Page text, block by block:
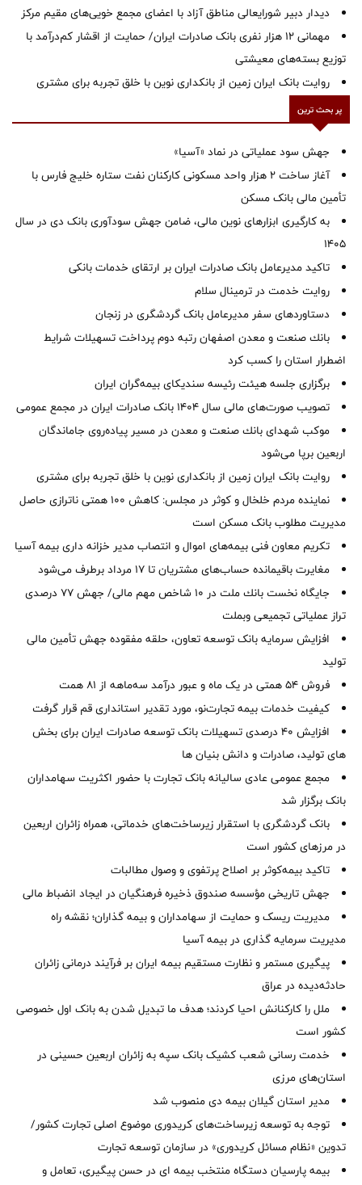
دیدار دبیر شورایعالی مناطق آزاد با اعضای مجمع خویی‌های مقیم مرکز
مهمانی ۱۲ هزار نفری بانک صادرات ایران/ حمایت از اقشار کم‌درآمد با
توزیع بسته‌های معیشتی
روایت بانک ایران زمین از بانکداری نوین با خلق تجربه برای مشتری
پر بحث ترین
جهش سود عملیاتی در نماد «آسیا»
آغاز ساخت ۲ هزار واحد مسکونی کارکنان نفت ستاره خلیج فارس با
تأمین مالی بانک مسکن
به کارگیری ابزارهای نوین مالی، ضامن جهش سودآوری بانک دی در سال
1405
تاکید مدیرعامل بانک صادرات ایران بر ارتقای خدمات بانکی
روایت خدمت در ترمینال سلام
دستاوردهای سفر مدیرعامل بانک گردشگری در زنجان
بانك صنعت و معدن اصفهان رتبه دوم پرداخت تسهیلات شرایط
اضطرار استان را كسب كرد
برگزاری جلسه هیئت رئیسه سندیکای بیمه‌گران ایران
تصویب صورت‌های مالی سال ۱۴۰۴ بانک صادرات ایران در مجمع عمومی
موكب شهدای بانك صنعت و معدن در مسیر پیاده‌روی جاماندگان
اربعین برپا می‌شود
روایت بانک ایران زمین از بانکداری نوین با خلق تجربه برای مشتری
نماینده مردم خلخال و کوثر در مجلس: کاهش ۱۰۰ همتی ناترازی حاصل
مدیریت مطلوب بانک مسکن است
تکریم معاون فنی بیمه‌های اموال و انتصاب مدیر خزانه داری بیمه آسیا
مغایرت‌ باقیمانده حساب‌های مشتریان تا ۱۷ مرداد برطرف می‌شود
جایگاه نخست بانك ملت در 10 شاخص مهم مالی/ جهش 77 درصدی
تراز عملیاتی تجمیعی وبملت
افزایش سرمایه بانک توسعه تعاون، حلقه مفقوده جهش تأمین مالی
تولید
فروش 54 همتی در یک ماه و عبور درآمد سه‌ماهه از 81 همت
کیفیت خدمات بیمه تجارت‌نو، مورد تقدیر استانداری قم قرار گرفت
افزایش 40 درصدی تسهیلات بانک توسعه صادرات ایران برای بخش
های تولید، صادرات و دانش بنیان ها
مجمع عمومی عادی سالیانه بانک تجارت با حضور اکثریت سهامداران
بانک برگزار شد
بانک گردشگری با استقرار زیرساخت‌های خدماتی، همراه زائران اربعین
در مرزهای کشور است
تاکید بیمه‌کوثر بر اصلاح پرتفوی و وصول مطالبات ‌
جهش تاریخی مؤسسه صندوق ذخیره فرهنگیان در ایجاد انضباط مالی
مدیریت ریسک و حمایت از سهامداران و بیمه گذاران؛ نقشه راه
مدیریت سرمایه گذاری در بیمه آسیا
پیگیری مستمر و نظارت مستقیم بیمه ایران بر فرآیند درمانی زائران
حادثه‌دیده در عراق
ملل را کارکنانش احیا کردند؛ هدف ما تبدیل شدن به بانک اول خصوصی
کشور است
خدمت رسانی شعب کشیک بانک سپه به زائران اربعین حسینی در
استان‌‌های مرزی
‌مدیر استان گیلان بیمه دی منصوب شد
توجه به توسعه زیرساخت‌های کریدوری موضوع اصلی تجارت کشور/
تدوین «نظام مسائل کریدوری» در سازمان توسعه تجارت
بیمه پارسیان دستگاه منتخب بیمه ای در حسن پیگیری، تعامل و